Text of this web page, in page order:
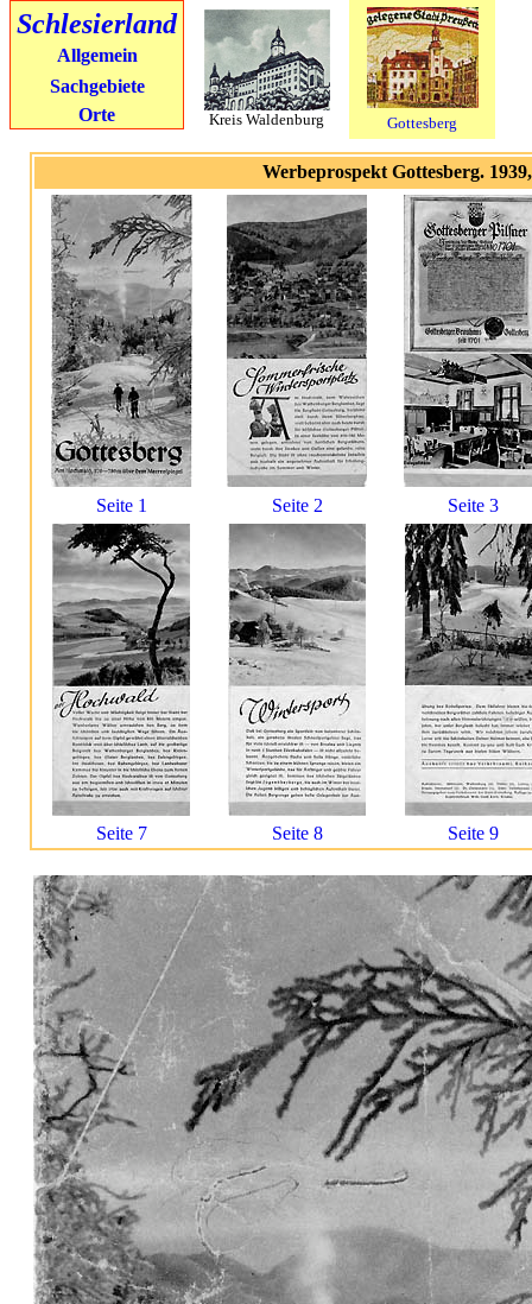
Gottesberg
Kreis Waldenburg
Schlesierland
Allgemein
Sachgebiete
Orte
Werbeprospekt Gottesberg.
Seite 1 Seite 2 Seite 3
Seite 7 Seite 8 Seite 9